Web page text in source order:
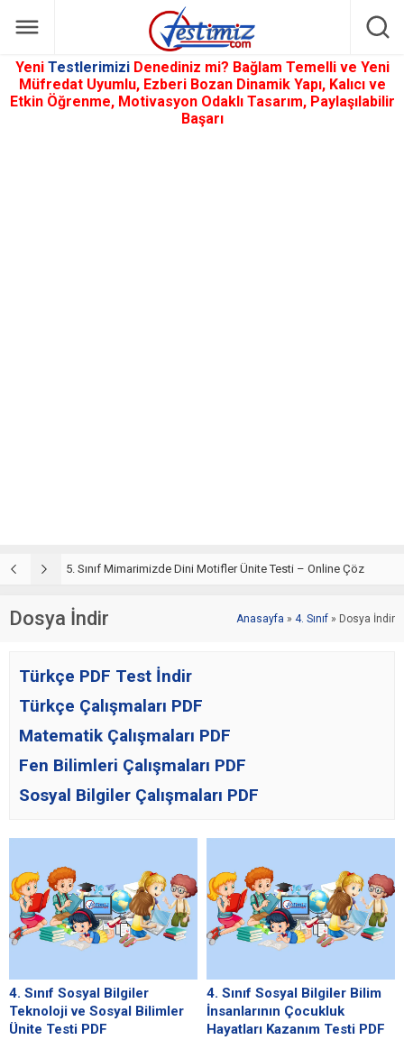
Yeni Testlerimizi Denediniz mi? Bağlam Temelli ve Yeni
Müfredat Uyumlu, Ezberi Bozan Dinamik Yapı, Kalıcı ve
Etkin Öğrenme, Motivasyon Odaklı Tasarım, Paylaşılabilir
Başarı
5. Sınıf Mimarimizde Dini Motifler Ünite Testi – Online Çöz
Dosya İndir Anasayfa » 4. Sınıf » Dosya İndir
Türkçe PDF Test İndir
Türkçe Çalışmaları PDF
Matematik Çalışmaları PDF
Fen Bilimleri Çalışmaları PDF
Sosyal Bilgiler Çalışmaları PDF
4. Sınıf Sosyal Bilgiler
Teknoloji ve Sosyal Bilimler
Ünite Testi PDF
4. Sınıf Sosyal Bilgiler Bilim
İnsanlarının Çocukluk
Hayatları Kazanım Testi PDF